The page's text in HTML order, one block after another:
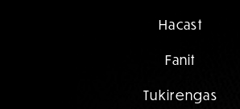
Hacast
Fanit
Tukirengas